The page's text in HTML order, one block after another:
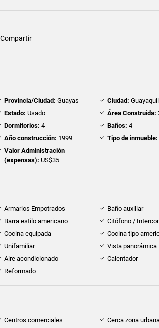
Compartir
Provincia/Ciudad: Guayas Ciudad: Guayaquil
Estado: Usado Área Construida:
Dormitorios: 4 Baños: 4
Año construcción: 1999 Tipo de inmueble:
Valor Administración
(expensas): US$35
Armarios Empotrados
Baño auxiliar
Barra estilo americano
Citófono /
Cocina equipada
Cocina tipo
Unifamiliar
Vista panorámica
Aire acondicionado
Calentador
Reformado
Centros comerciales
Cerca zona urbana